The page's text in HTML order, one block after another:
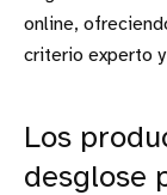
online,
criterio experto
Los
desglose